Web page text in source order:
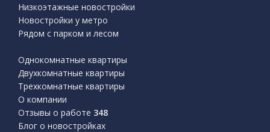
Низкоэтажные новостройки
Новостройки у метро
Рядом с парком и лесом
Однокомнатные квартиры
Двухкомнатные квартиры
Трехкомнатные квартиры
О компании
Отзывы о работе 348
Блог о новостройках